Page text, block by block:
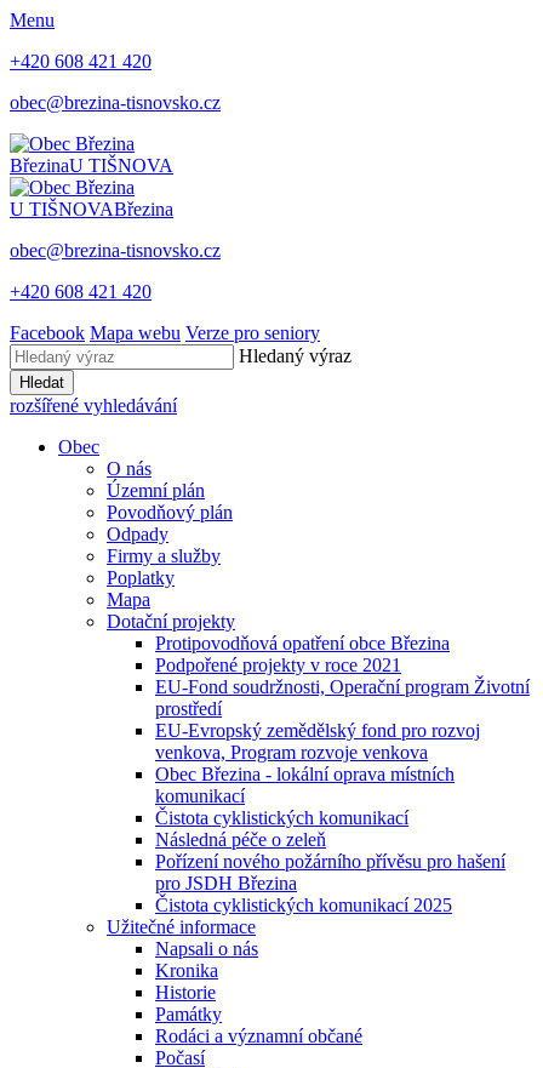
Menu
+420 608 421 420
obec@brezina-tisnovsko.cz
BřezinaU TIŠNOVA
U TIŠNOVABřezina
obec@brezina-tisnovsko.cz
+420 608 421 420
Facebook Mapa webu Verze pro seniory
Hledaný výraz
Hledat
rozšířené vyhledávání
Obec
O nás
Územní plán
Povodňový plán
Odpady
Firmy a služby
Poplatky
Mapa
Dotační projekty
Protipovodňová opatření obce Březina
Podpořené projekty v roce 2021
EU-Fond soudržnosti, Operační program Životní
prostředí
EU-Evropský zemědělský fond pro rozvoj
venkova, Program rozvoje venkova
Obec Březina - lokální oprava místních
komunikací
Čistota cyklistických komunikací
Následná péče o zeleň
Pořízení nového požárního přívěsu pro hašení
pro JSDH Březina
Čistota cyklistických komunikací 2025
Užitečné informace
Napsali o nás
Kronika
Historie
Památky
Rodáci a významní občané
Počasí